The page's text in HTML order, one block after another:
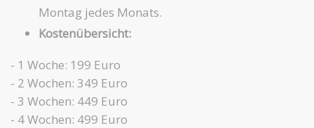
Montag jedes Monats.
Kostenübersicht:
- 1 Woche: 199 Euro
- 2 Wochen: 349 Euro
- 3 Wochen: 449 Euro
- 4 Wochen: 499 Euro